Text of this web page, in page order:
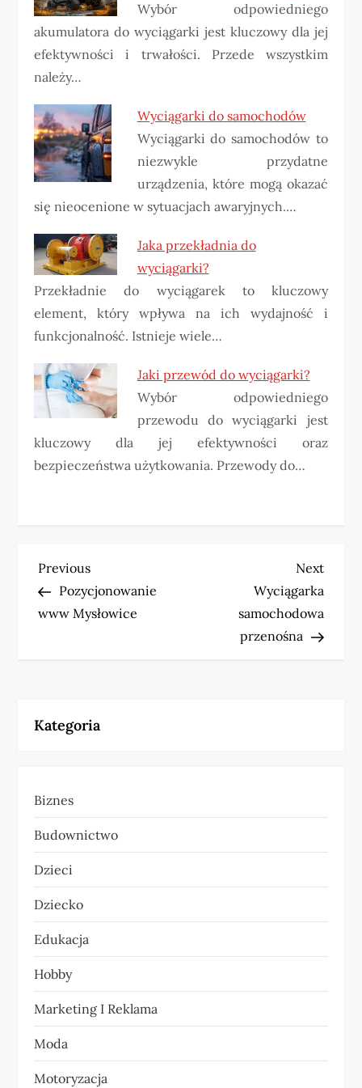
Wybór odpowiedniego
akumulatora do wyciągarki jest kluczowy dla jej
efektywności i trwałości. Przede wszystkim
należy…
Wyciągarki do samochodów
Wyciągarki do samochodów to
niezwykle przydatne
urządzenia, które mogą okazać
się nieocenione w sytuacjach awaryjnych.…
Jaka przekładnia do
wyciągarki?
Przekładnie do wyciągarek to kluczowy
element, który wpływa na ich wydajność i
funkcjonalność. Istnieje wiele…
Jaki przewód do wyciągarki?
Wybór odpowiedniego
przewodu do wyciągarki jest
kluczowy dla jej efektywności oraz
bezpieczeństwa użytkowania. Przewody do…
N
a
g
c
j
a
w
p
i
s
u
Previous
Post
Previous
Pozycjonowanie
www Mysłowice
Next
Post
Next
Wyciągarka
samochodowa
przenośna
Kategoria
Biznes
Budownictwo
Dzieci
Dziecko
Edukacja
Hobby
Marketing I Reklama
Moda
Motoryzacja